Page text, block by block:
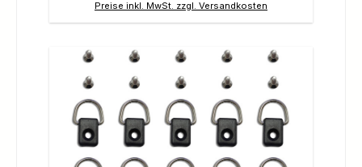
Preise inkl. MwSt. zzgl. Versandkosten